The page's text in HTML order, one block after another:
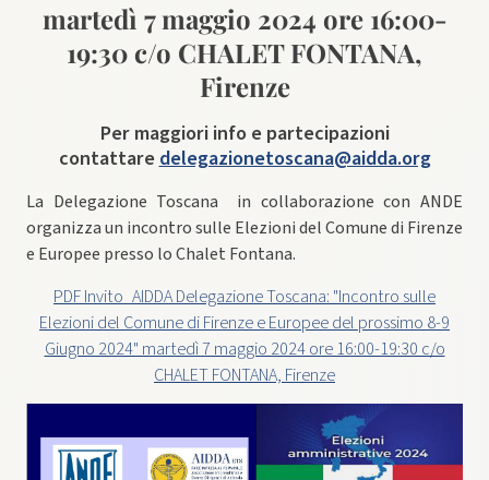
martedì 7 maggio 2024 ore 16:00-
19:30 c/o CHALET FONTANA,
Firenze
Per maggiori info e partecipazioni
contattaredelegazionetoscana@aidda.org
La Delegazione Toscana in collaborazione con ANDE
organizza un incontro sulle Elezioni del Comune di Firenze
e Europee presso lo Chalet Fontana.
PDF Invito_AIDDA Delegazione Toscana: "Incontro sulle
Elezioni del Comune di Firenze e Europee del prossimo 8-9
Giugno 2024" martedì 7 maggio 2024 ore 16:00-19:30 c/o
CHALET FONTANA, Firenze